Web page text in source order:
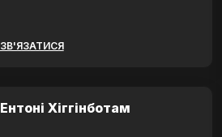
ЗВ'ЯЗАТИСЯ
Ентоні Хіггінботам